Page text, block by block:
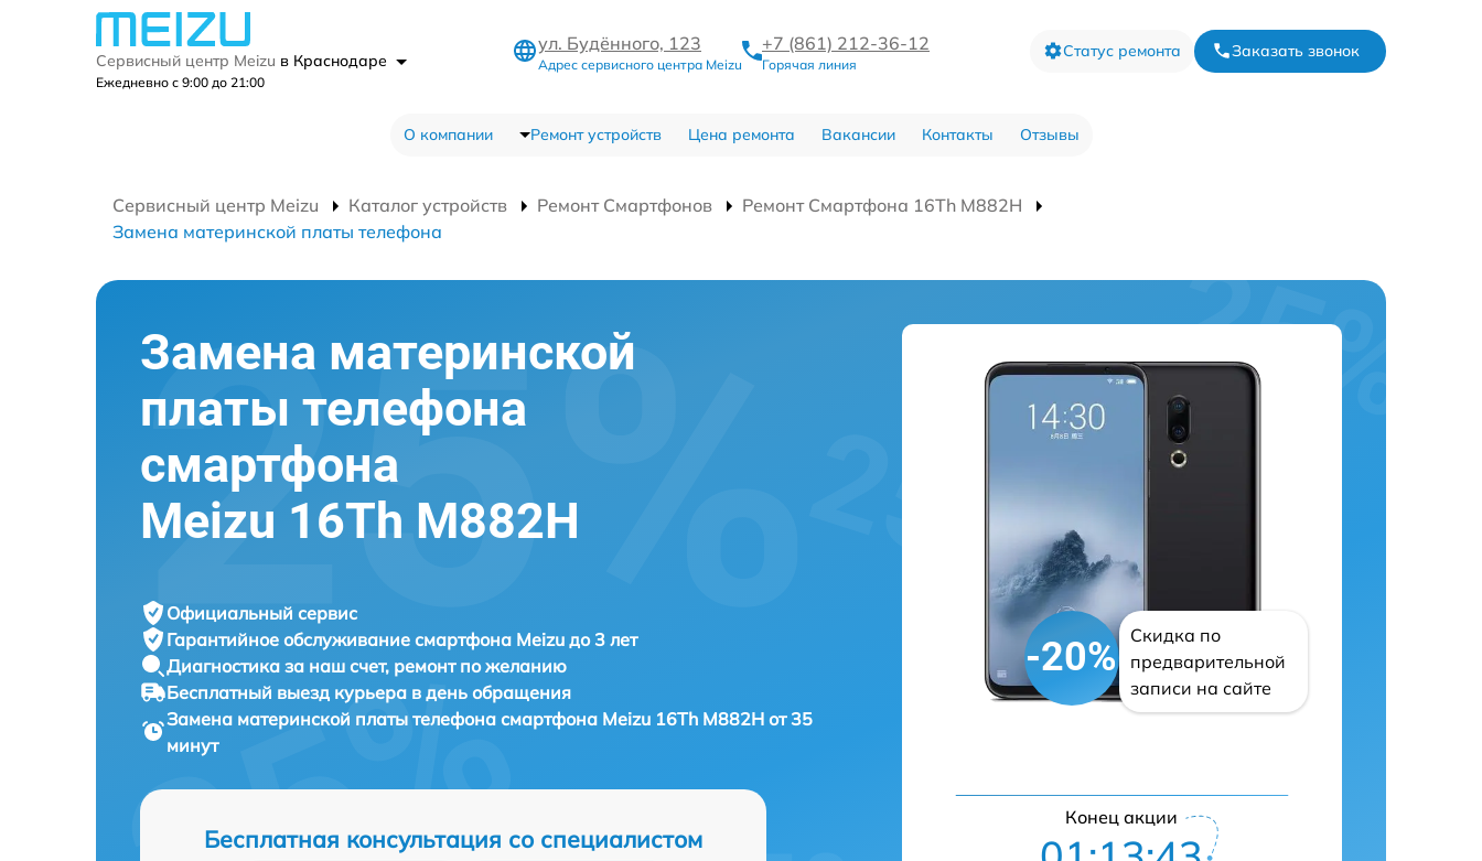
Сервисный центр Meizu в Краснодаре
Ежедневно с 9:00 до 21:00
ул. Будённого, 123
Адрес сервисного центра Meizu
+7 (861) 212-36-12
Горячая линия
Статус ремонта Заказать звонок
О компании Ремонт устройств Цена ремонта Вакансии Контакты Отзывы
Сервисный центр Meizu Каталог устройств Ремонт Смартфонов
Ремонт Смартфона 16Th M882H
Замена материнской платы телефона
Замена материнской
платы телефона
смартфона
Meizu 16Th M882H
Официальный сервис
Гарантийное обслуживание смартфона Meizu до 3 лет
Диагностика за наш счет, ремонт по желанию
Бесплатный выезд курьера в день обращения
Замена материнской платы телефона смартфона Meizu 16Th M882H от 35
минут
Бесплатная консультация со специалистом
-20%
Скидка по
предварительной
записи на сайте
Конец акции